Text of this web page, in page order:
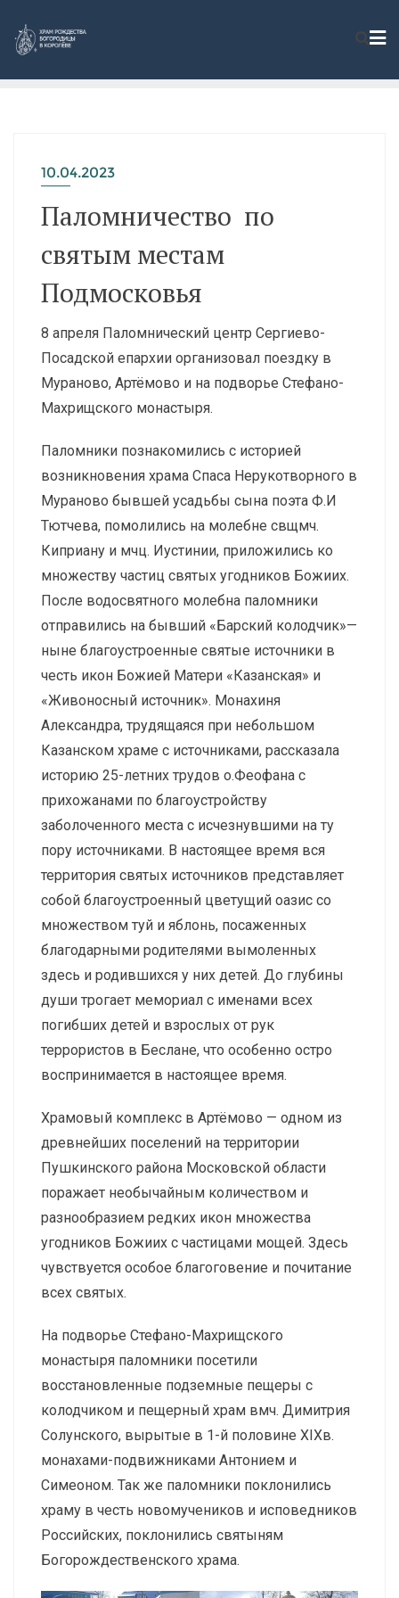
10.04.2023
Паломничество по
святым местам
Подмосковья
8 апреля Паломнический центр Сергиево-
Посадской епархии организовал поездку в
Мураново, Артёмово и на подворье Стефано-
Махрищского монастыря.
Паломники познакомились с историей
возникновения храма Спаса Нерукотворного в
Мураново бывшей усадьбы сына поэта Ф.И
Тютчева, помолились на молебне свщмч.
Киприану и мчц. Иустинии, приложились ко
множеству частиц святых угодников Божиих.
После водосвятного молебна паломники
отправились на бывший «Барский колодчик»—
ныне благоустроенные святые источники в
честь икон Божией Матери «Казанская» и
«Живоносный источник». Монахиня
Александра, трудящаяся при небольшом
Казанском храме с источниками, рассказала
историю 25-летних трудов о.Феофана с
прихожанами по благоустройству
заболоченного места с исчезнувшими на ту
пору источниками. В настоящее время вся
территория святых источников представляет
собой благоустроенный цветущий оазис со
множеством туй и яблонь, посаженных
благодарными родителями вымоленных
здесь и родившихся у них детей. До глубины
души трогает мемориал с именами всех
погибших детей и взрослых от рук
террористов в Беслане, что особенно остро
воспринимается в настоящее время.
Храмовый комплекс в Артёмово — одном из
древнейших поселений на территории
Пушкинского района Московской области
поражает необычайным количеством и
разнообразием редких икон множества
угодников Божиих с частицами мощей. Здесь
чувствуется особое благоговение и почитание
всех святых.
На подворье Стефано-Махрищского
монастыря паломники посетили
восстановленные подземные пещеры с
колодчиком и пещерный храм вмч. Димитрия
Солунского, вырытые в 1-й половине XIXв.
монахами-подвижниками Антонием и
Симеоном. Так же паломники поклонились
храму в честь новомучеников и исповедников
Российских, поклонились святыням
Богорождественского храма.